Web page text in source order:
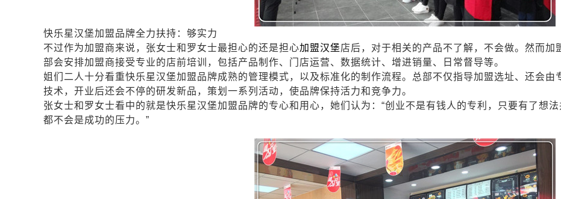
快乐星汉堡加盟品牌全力扶持：够实力
不过作为加盟商来说，张女士和罗女士最担心的还是担心加盟汉堡店后，对于相关的产品不了解，不会做。然而加
部会安排加盟商接受专业的店前培训，包括产品制作、门店运营、数据统计、增进销量、日常督导等。
姐们二人十分看重快乐星汉堡加盟品牌成熟的管理模式，以及标准化的制作流程。总部不仅指导加盟选址、还会
技术，开业后还会不停的研发新品，策划一系列活动，使品牌保持活力和竞争力。
张女士和罗女士看中的就是快乐星汉堡加盟品牌的专心和用心，她们认为： “创业不是有钱人的专利，只要有了想
都不会是成功的压力。”